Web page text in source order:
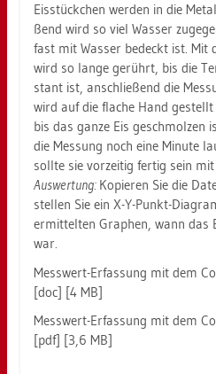
Eis­stück­chen wer­den in die
ßend wird so viel Was­ser
fast mit Was­ser be­deckt ist. Mit
wird so lange ge­rührt, bis die
stant ist, an­schlie­ßend die
wird auf die fla­che Hand
bis das ganze Eis ge­schmol­zen
die Mes­sung noch eine Mi­nu­te
soll­te sie vor­zei­tig fer­tig sein mit
Aus­wer­tung: Ko­pie­ren Sie die
stel­len Sie ein X-Y-Punkt-
er­mit­tel­ten Gra­phen, wann das
war.
Mess­wert-Er­fas­sung mit dem
[doc] [4 MB]
Mess­wert-Er­fas­sung mit dem
[pdf] [3,6 MB]